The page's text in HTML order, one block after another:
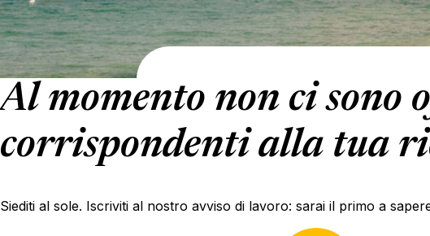
Al momento non ci sono
corrispondenti alla tua
Siediti al sole. Iscriviti al nostro avviso di lavoro: sarai il primo a